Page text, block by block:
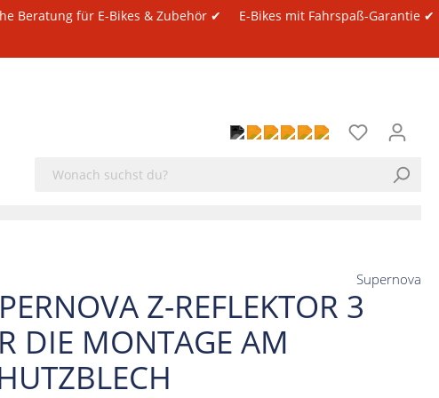
Beratung für E-Bikes & Zubehör ✔
E-Bikes mit Fahrspaß-Garantie ✔
Z-REFLEKTOR 3
DIE MONTAGE AM
Supernova